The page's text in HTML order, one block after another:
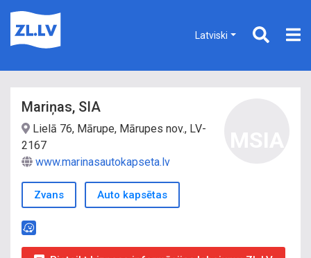
Latviski
Mariņas, SIA
Lielā 76, Mārupe, Mārupes nov., LV-
2167
www.marinasautokapseta.lv
Zvans Auto kapsētas